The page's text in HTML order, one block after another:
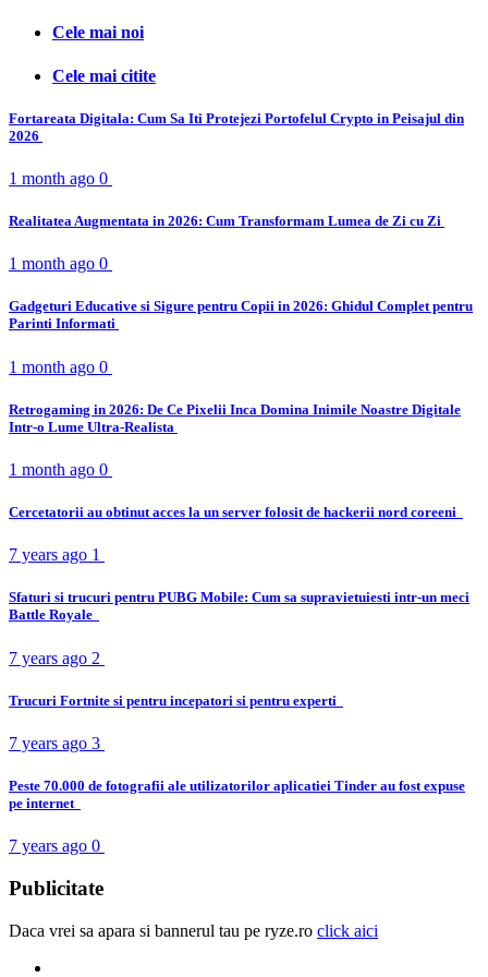
Cele mai noi
Cele mai citite
Fortareata Digitala: Cum Sa Iti Protejezi Portofelul Crypto in Peisajul din
2026
1 month ago 0
Realitatea Augmentata in 2026: Cum Transformam Lumea de Zi cu Zi
1 month ago 0
Gadgeturi Educative si Sigure pentru Copii in 2026: Ghidul Complet pentru
Parinti Informati
1 month ago 0
Retrogaming in 2026: De Ce Pixelii Inca Domina Inimile Noastre Digitale
Intr-o Lume Ultra-Realista
1 month ago 0
Cercetatorii au obtinut acces la un server folosit de hackerii nord coreeni
7 years ago 1
Sfaturi si trucuri pentru PUBG Mobile: Cum sa supravietuiesti intr-un meci
Battle Royale
7 years ago 2
Trucuri Fortnite si pentru incepatori si pentru experti
7 years ago 3
Peste 70.000 de fotografii ale utilizatorilor aplicatiei Tinder au fost expuse
pe internet
7 years ago 0
Publicitate
Daca vrei sa apara si bannerul tau pe ryze.ro click aici